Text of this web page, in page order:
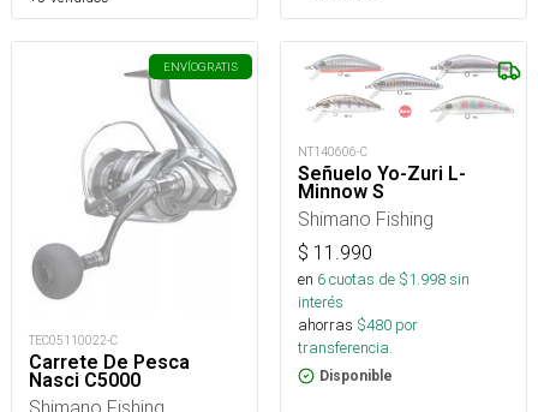
ENVÍOGRATIS
TEC05110022-C
Carrete De Pesca
Nasci C5000
Shimano Fishing
NT140606-C
Señuelo Yo-Zuri L-
Minnow S
Shimano Fishing
$ 11.990
en 6cuotas de $1.998sin
interés
ahorras $480 por
transferencia.
Disponible